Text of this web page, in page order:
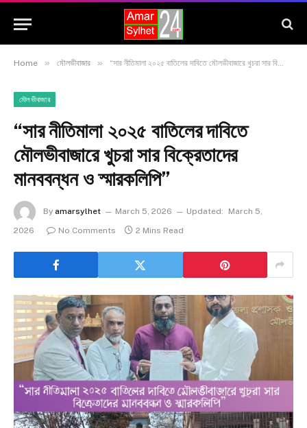
Home » মৌলভীবাজার » “সার নীতিমালা ২০২৫ বাতিলের দাবিতে মৌলভীবাজারে খুচরা সার বিক্রেতাদের মানববন্ধন ও স্মারকলিপি”
মৌলভীবাজার
“সার নীতিমালা ২০২৫ বাতিলের দাবিতে
মৌলভীবাজারে খুচরা সার বিক্রেতাদের
মানববন্ধন ও স্মারকলিপি”
By amarsylhet March 5, 2026 Updated:
March 5,
2026
No Comments 2 Mins Read